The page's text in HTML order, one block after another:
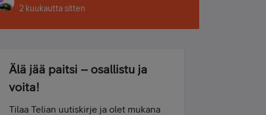
2 kuukautta sitten
Älä jää paitsi – osallistu ja
voita!
Tilaa Telian uutiskirje ja olet mukana